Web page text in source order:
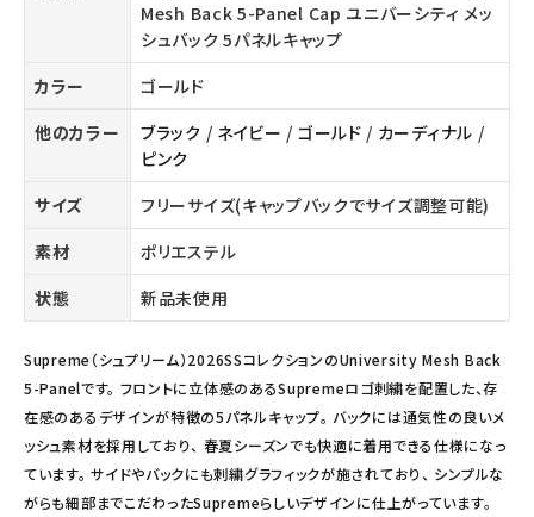
Mesh Back 5-Panel Cap ユニバーシティ メッ
シュバック 5パネルキャップ
カラー
ゴールド
他のカラー
ブラック / ネイビー / ゴールド / カーディナル /
ピンク
サイズ
フリーサイズ(キャップバックでサイズ調整可能)
素材
ポリエステル
状態
新品未使用
Supreme（シュプリーム）2026SSコレクションのUniversity Mesh Back
5-Panelです。 フロントに立体感のあるSupremeロゴ刺繍を配置した、存
在感のあるデザインが特徴の5パネルキャップ。 バックには通気性の良いメ
ッシュ素材を採用しており、 春夏シーズンでも快適に着用できる仕様になっ
ています。 サイドやバックにも刺繍グラフィックが施されており、 シンプルな
がらも細部までこだわったSupremeらしいデザインに仕上がっています。